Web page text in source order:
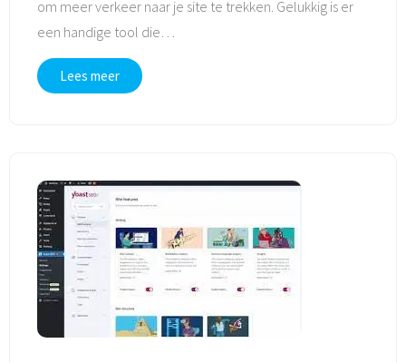
om meer verkeer naar je site te trekken. Gelukkig is er
een handige tool die…
Lees meer